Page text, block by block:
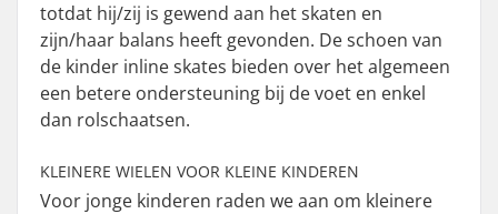
totdat hij/zij is gewend aan het skaten en
zijn/haar balans heeft gevonden. De schoen van
de kinder inline skates bieden over het algemeen
een betere ondersteuning bij de voet en enkel
dan rolschaatsen.
KLEINERE WIELEN VOOR KLEINE KINDEREN
Voor jonge kinderen raden we aan om kleinere